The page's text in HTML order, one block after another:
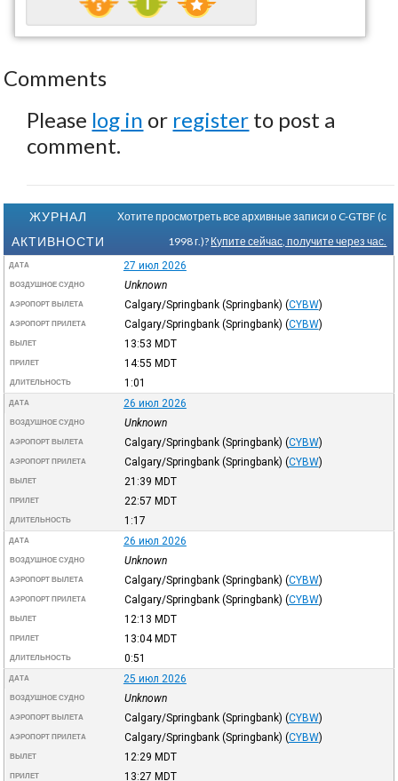
Comments
Please log in or register to post a
comment.
ЖУРНАЛ
АКТИВНОСТИ
Хотите просмотреть все архивные записи о C-GTBF (с
1998 г.)? Купите сейчас, получите через час.
ДАТА 27 июл 2026
ВОЗДУШНОЕ СУДНО Unknown
АЭРОПОРТ ВЫЛЕТА Calgary/Springbank (Springbank) (CYBW)
АЭРОПОРТ ПРИЛЕТА Calgary/Springbank (Springbank) (CYBW)
ВЫЛЕТ 13:53 MDT
ПРИЛЕТ 14:55 MDT
ДЛИТЕЛЬНОСТЬ 1:01
ДАТА 26 июл 2026
ВОЗДУШНОЕ СУДНО Unknown
АЭРОПОРТ ВЫЛЕТА Calgary/Springbank (Springbank) (CYBW)
АЭРОПОРТ ПРИЛЕТА Calgary/Springbank (Springbank) (CYBW)
ВЫЛЕТ 21:39 MDT
ПРИЛЕТ 22:57 MDT
ДЛИТЕЛЬНОСТЬ 1:17
ДАТА 26 июл 2026
ВОЗДУШНОЕ СУДНО Unknown
АЭРОПОРТ ВЫЛЕТА Calgary/Springbank (Springbank) (CYBW)
АЭРОПОРТ ПРИЛЕТА Calgary/Springbank (Springbank) (CYBW)
ВЫЛЕТ 12:13 MDT
ПРИЛЕТ 13:04MDT
ДЛИТЕЛЬНОСТЬ 0:51
ДАТА 25 июл 2026
ВОЗДУШНОЕ СУДНО Unknown
АЭРОПОРТ ВЫЛЕТА Calgary/Springbank (Springbank) (CYBW)
АЭРОПОРТ ПРИЛЕТА Calgary/Springbank (Springbank) (CYBW)
ВЫЛЕТ 12:29 MDT
ПРИЛЕТ 13:27 MDT